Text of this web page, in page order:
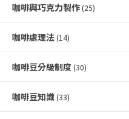
咖啡與巧克力製作 (25)
咖啡處理法 (14)
咖啡豆分級制度 (30)
咖啡豆知識 (33)